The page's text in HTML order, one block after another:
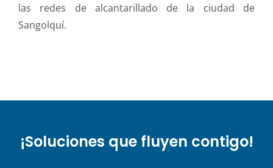
las redes de alcantarillado de la ciudad de
Sangolquí.
¡Soluciones que fluyen contigo!